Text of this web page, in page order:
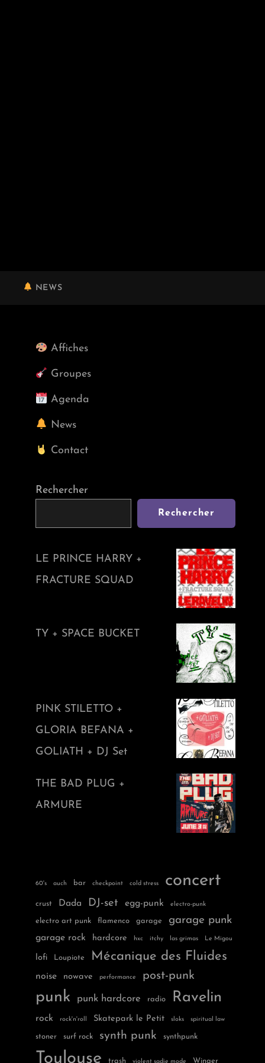
NEWS
Affiches
Groupes
Agenda
News
Contact
Rechercher
Rechercher
LE PRINCE HARRY +
FRACTURE SQUAD
TY + SPACE BUCKET
PINK STILETTO +
GLORIA BEFANA +
GOLIATH + DJ Set
THE BAD PLUG +
ARMURE
60's auch bar checkpoint cold stress concert
crust Dada DJ-set egg-punk electro-punk
electro art punk flamenco garage garage punk
garage rock hardcore hxc itchy las grimas Le Migou
lofi Loupiote Mécanique des Fluides
noise nowave performance post-punk
punk punk hardcore radio Ravelin
rock rock'n'roll Skatepark le Petit sloks spiritual law
stoner surf rock synth punk synthpunk
Toulouse trash violent sadie mode Winger